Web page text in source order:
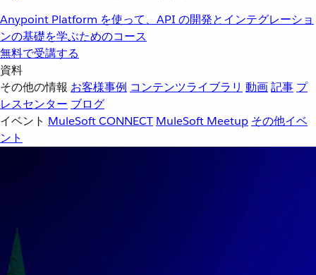
Anypoint Platform を使って、API の開発とインテグレーショ
ンの基礎を学ぶためのコース
無料で受講する
資料
その他の情報 お客様事例 コンテンツライブラリ 動画記事 プ
レスセンター ブログ
イベント MuleSoft CONNECT MuleSoft Meetup その他イベ
ント